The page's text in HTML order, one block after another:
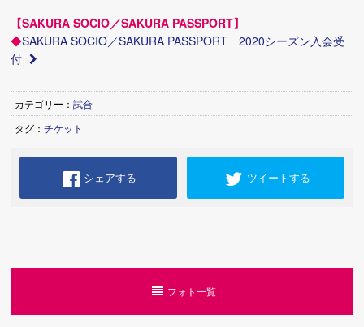
【SAKURA SOCIO／SAKURA PASSPORT】
◆SAKURA SOCIO／SAKURA PASSPORT 2020シーズン入会受
付
カテゴリー：試合
タグ：チケット
シェアする ツイートする
フォト一覧